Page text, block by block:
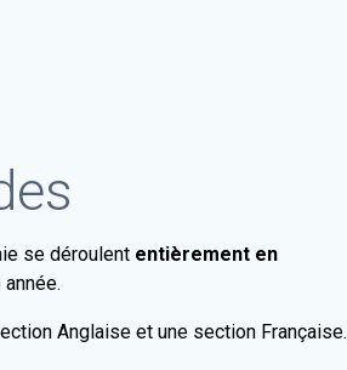
se déroulent entièrement en
Anglaise et une section Française.